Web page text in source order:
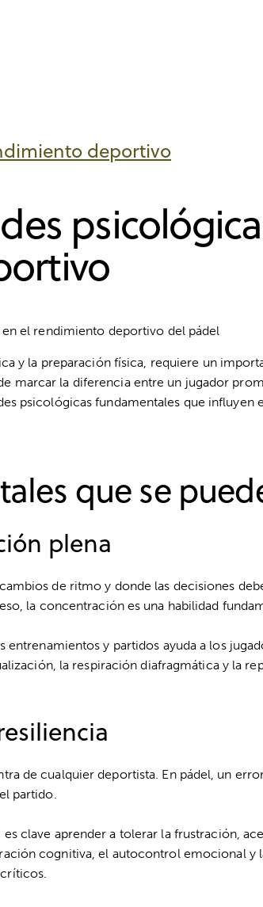
deportivo
y la preparación física, requiere un
marcar la diferencia entre un jugador
psicológicas fundamentales que influyen
que se
plena
de ritmo y donde las decisiones
la concentración es una habilidad
entrenamientos y partidos ayuda a los
la respiración diafragmática y la
de cualquier deportista. En pádel, un
partido.
es clave aprender a tolerar la frustración,
cognitiva, el autocontrol emocional